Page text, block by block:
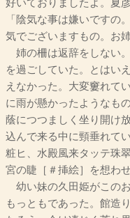
好いておりましたよ。夏
「陰気な事は嫌いですの
気でございますもの。お
姉の柵は返辞をしない
を過ごしていた。とはい
えなかった。大変窶れて
に雨が懸かったようなも
蔭につつましく坐り開け
込んで来る中に頸垂れて
粧ヒ、水殿風来タッテ珠
宮の睫［＃挿絵］を想わせ
幼い妹の久田姫がこの
もっともであった。館造